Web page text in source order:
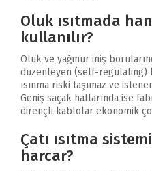
Oluk ısıtmada
kullanılır?
Oluk ve yağmur iniş
düzenleyen (self-regulating)
ısınma riski taşımaz ve
Geniş saçak hatlarında ise
dirençli kablolar ekonomik
Çatı ısıtma
harcar?